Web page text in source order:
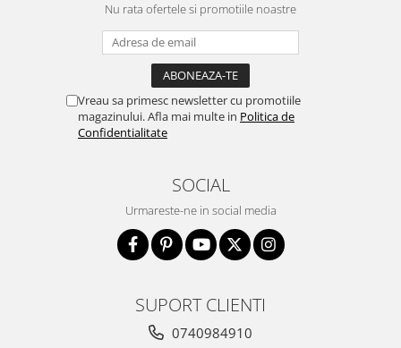
Nu rata ofertele si promotiile noastre
Vreau sa primesc newsletter cu promotiile
magazinului. Afla mai multe in Politica de
Confidentialitate
SOCIAL
Urmareste-ne in social media
SUPORT CLIENTI
0740984910